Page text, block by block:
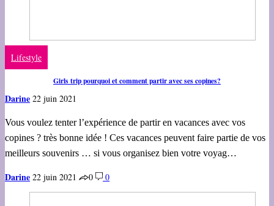
Lifestyle
Girls trip pourquoi et comment partir avec ses copines?
Darine 22 juin 2021
Vous voulez tenter l’expérience de partir en vacances avec vos
copines ? très bonne idée ! Ces vacances peuvent faire partie de vos
meilleurs souvenirs … si vous organisez bien votre voyag…
Darine 22 juin 2021 0 0